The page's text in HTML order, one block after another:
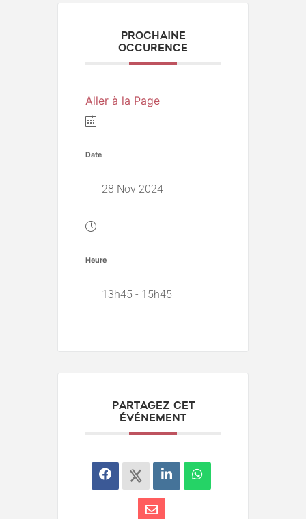
PROCHAINE
OCCURENCE
Aller à la Page
Date
28 Nov 2024
Heure
13h45 - 15h45
PARTAGEZ CET
ÉVÉNEMENT